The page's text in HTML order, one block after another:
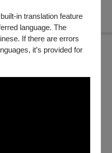
in translation feature
language. The
If there are errors
it’s provided for
至6/20（四）23：59止